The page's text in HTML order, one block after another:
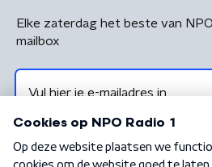
Elke zaterdag het beste van
mailbox